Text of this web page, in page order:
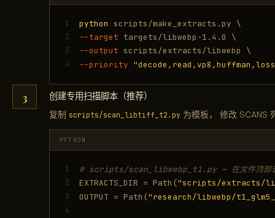
1 python scripts/make_extracts.py \
2 --target targets/libwebp-1.4.0 \
3 --output scripts/extracts/libwebp \
4 --priority
创建专用扫描脚本（推荐）
复制 scripts/scan_libtiff_t2.py 为模板， 修改 SCANS
PYTHON
1 # scripts/scan_libwebp_t1.py — 在文件顶部说
2 EXTRACTS_DIR = Path("scripts/extracts/
3 OUTPUT = Path("research/libwebp/
4